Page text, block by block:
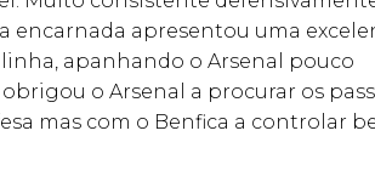
encarnada apresentou uma
apanhando o Arsenal pouco
o Arsenal a procurar os
mas com o Benfica a controlar